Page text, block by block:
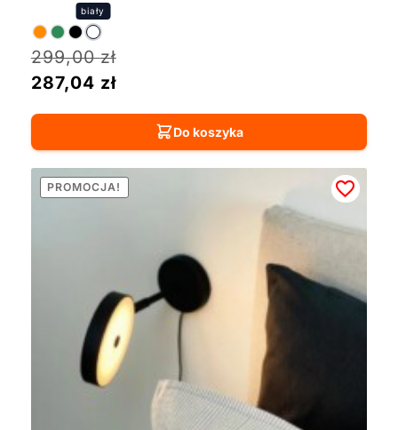
299,00zł
287,04 zł
Do koszyka
PROMOCJA!